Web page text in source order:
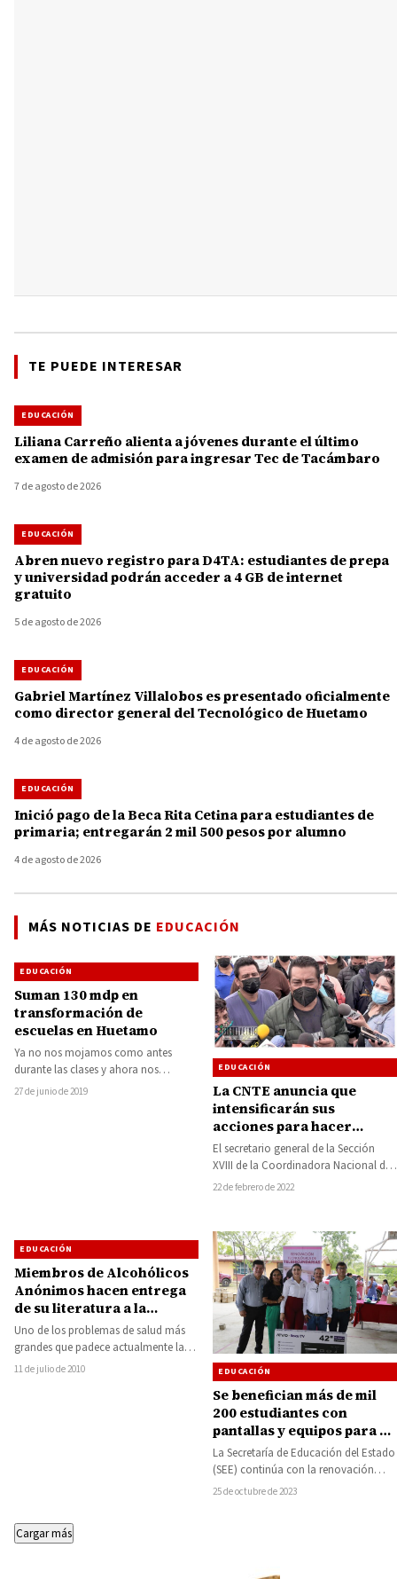
TE PUEDE INTERESAR
EDUCACIÓN
Liliana Carreño alienta a jóvenes durante el último
examen de admisión para ingresar Tec de Tacámbaro
7 de agosto de 2026
EDUCACIÓN
Abren nuevo registro para D4TA: estudiantes de prepa
y universidad podrán acceder a 4 GB de internet
gratuito
5 de agosto de 2026
EDUCACIÓN
Gabriel Martínez Villalobos es presentado oficialmente
como director general del Tecnológico de Huetamo
4 de agosto de 2026
EDUCACIÓN
Inició pago de la Beca Rita Cetina para estudiantes de
primaria; entregarán 2 mil 500 pesos por alumno
4 de agosto de 2026
MÁS NOTICIAS DE EDUCACIÓN
EDUCACIÓN
Suman 130 mdp en
transformación de
escuelas en Huetamo
Ya no nos mojamos como antes
durante las clases y ahora nos
sentimos más seguros con una
27 de junio de 2019
EDUCACIÓN
La CNTE anuncia que
intensificarán sus
acciones para hacer
cumplir sus demandas
El secretario general de la Sección
XVIII de la Coordinadora Nacional de
Trabajadores de la Educación (CNTE),
22 de febrero de 2022
EDUCACIÓN
Miembros de Alcohólicos
Anónimos hacen entrega
de su literatura a la
Biblioteca Municipal de
Huetamo
Uno de los problemas de salud más
grandes que padece actualmente la
sociedad mexicana es el alcoholismo,
11 de julio de 2010 EDUCACIÓN
Se benefician más de mil
200 estudiantes con
pantallas y equipos para 48
escuelas de Huetamo, San
Lucas, Tiquicheo y
Carácuaro
La Secretaría de Educación del Estado
(SEE) continúa con la renovación
tecnológica de las telesecundarias en
25 de octubre de 2023
Cargar más